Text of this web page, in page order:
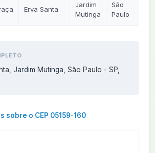
Erva Santa
Jardim
Mutinga
São
Paulo
Jardim Mutinga, São Paulo - SP,
sobre o CEP 05159-160